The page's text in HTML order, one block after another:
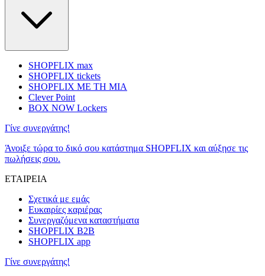
SHOPFLIX max
SHOPFLIX tickets
SHOPFLIX ΜΕ ΤΗ ΜΙΑ
Clever Point
BOX NOW Lockers
Γίνε συνεργάτης!
Άνοιξε τώρα το δικό σου κατάστημα SHOPFLIX και αύξησε τις
πωλήσεις σου.
ΕΤΑΙΡΕΙΑ
Σχετικά με εμάς
Ευκαιρίες καριέρας
Συνεργαζόμενα καταστήματα
SHOPFLIX B2B
SHOPFLIX app
Γίνε συνεργάτης!